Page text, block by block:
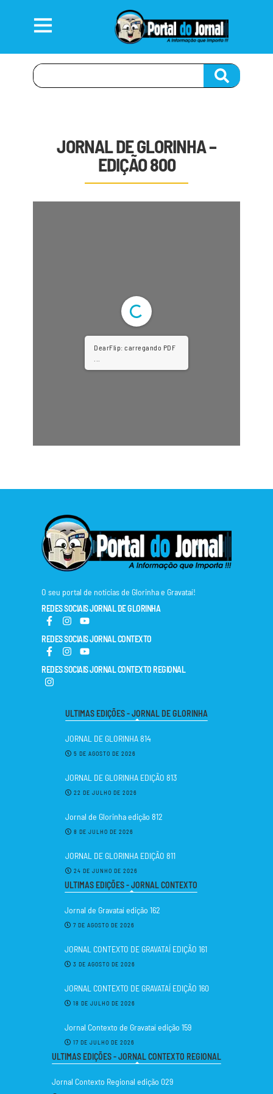
JORNAL DE GLORINHA –
EDIÇÃO 800
DearFlip: carregando PDF
O seu portal de notícias de Glorinha e Gravataí!
REDES SOCIAIS JORNAL DE GLORINHA
REDES SOCIAIS JORNAL CONTEXTO
REDES SOCIAIS JORNAL CONTEXTO REGIONAL
ULTIMAS EDIÇÕES - JORNAL DE GLORINHA
JORNAL DE GLORINHA 814
5 DE AGOSTO DE 2026
JORNAL DE GLORINHA EDIÇÃO 813
22 DE JULHO DE 2026
Jornal de Glorinha edição 812
8 DE JULHO DE 2026
JORNAL DE GLORINHA EDIÇÃO 811
24 DE JUNHO DE 2026
ULTIMAS EDIÇÕES - JORNAL CONTEXTO
Jornal de Gravataí edição 162
7 DE AGOSTO DE 2026
JORNAL CONTEXTO DE GRAVATAÍ EDIÇÃO 161
3 DE AGOSTO DE 2026
JORNAL CONTEXTO DE GRAVATAÍ EDIÇÃO 160
18 DE JULHO DE 2026
Jornal Contexto de Gravataí edição 159
17 DE JULHO DE 2026
ULTIMAS EDIÇÕES - JORNAL CONTEXTO REGIONAL
Jornal Contexto Regional edição 029